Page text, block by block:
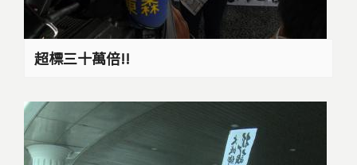
超標三十萬倍!!